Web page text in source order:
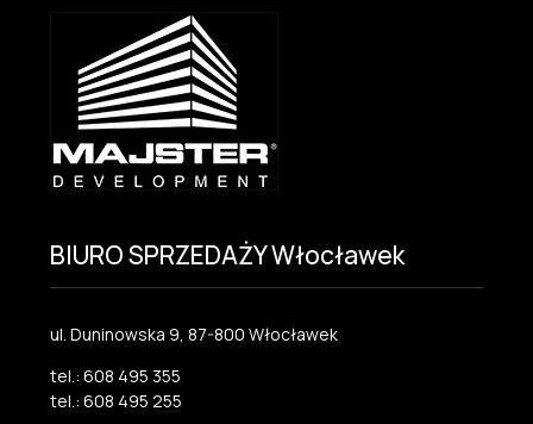
BIURO SPRZEDAŻY Włocławek
ul. Duninowska 9, 87-800 Włocławek
tel.: 608 495 355
tel.: 608 495 255